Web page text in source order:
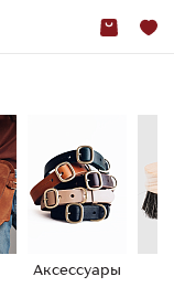
Аксессуары